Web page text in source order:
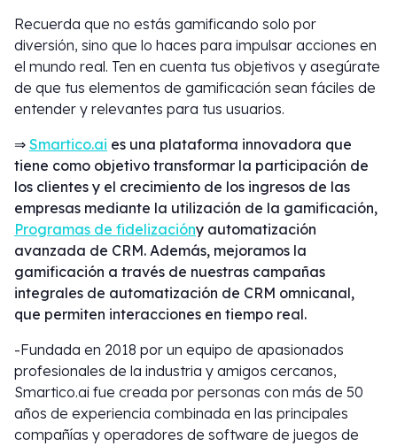
Recuerda que no estás gamificando solo por
diversión, sino que lo haces para impulsar acciones en
el mundo real. Ten en cuenta tus objetivos y asegúrate
de que tus elementos de gamificación sean fáciles de
entender y relevantes para tus usuarios.
⇒ Smartico.ai es una plataforma innovadora que
tiene como objetivo transformar la participación de
los clientes y el crecimiento de los ingresos de las
empresas mediante la utilización de la gamificación,
Programas de fidelizacióny automatización
avanzada de CRM. Además, mejoramos la
gamificación a través de nuestras campañas
integrales de automatización de CRM omnicanal,
que permiten interacciones en tiempo real.
-Fundada en 2018 por un equipo de apasionados
profesionales de la industria y amigos cercanos,
Smartico.ai fue creada por personas con más de 50
años de experiencia combinada en las principales
compañías y operadores de software de juegos de